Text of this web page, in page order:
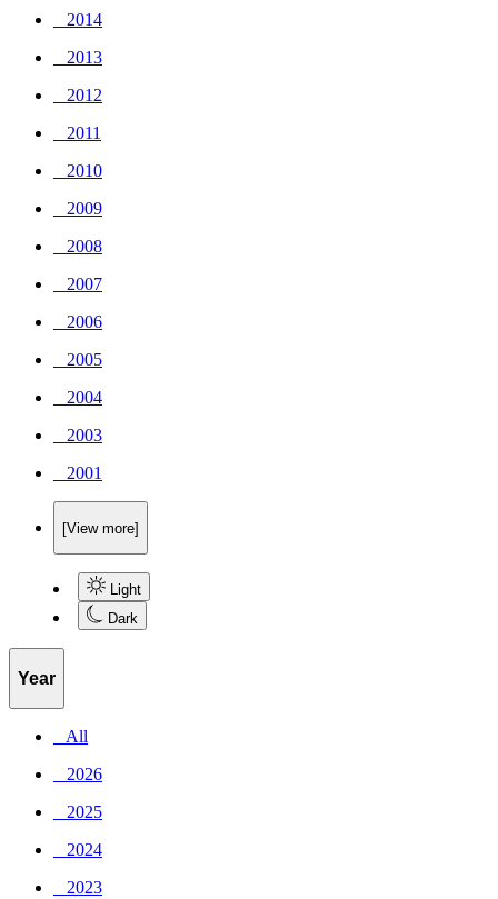
_ 2014
_ 2013
_ 2012
_ 2011
_ 2010
_ 2009
_ 2008
_ 2007
_ 2006
_ 2005
_ 2004
_ 2003
_ 2001
[View more]
Light
Dark
Year
_ All
_ 2026
_ 2025
_ 2024
_ 2023